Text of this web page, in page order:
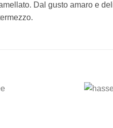
Dal gusto amaro e